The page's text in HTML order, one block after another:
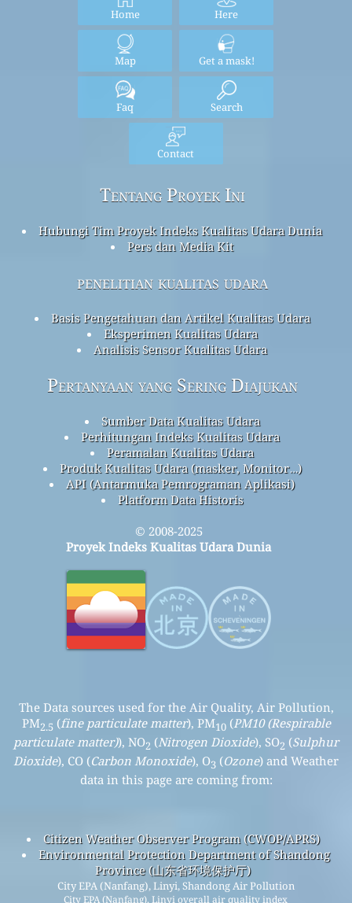
Home Here
Map Get a mask!
Faq Search
Contact
Tentang Proyek Ini
Hubungi Tim Proyek Indeks Kualitas Udara Dunia
Pers dan Media Kit
penelitian kualitas udara
Basis Pengetahuan dan Artikel Kualitas Udara
Eksperimen Kualitas Udara
Analisis Sensor Kualitas Udara
Pertanyaan yang Sering Diajukan
Sumber Data Kualitas Udara
Perhitungan Indeks Kualitas Udara
Peramalan Kualitas Udara
Produk Kualitas Udara (masker, Monitor…)
API (Antarmuka Pemrograman Aplikasi)
Platform Data Historis
© 2008-2025
Proyek Indeks Kualitas Udara Dunia
The Data sources used for the Air Quality, Air Pollution,
PM2.5 (fine particulate matter), PM10(PM10 (Respirable
particulate matter)), NO2 (Nitrogen Dioxide), SO2 (Sulphur
Dioxide), CO (Carbon Monoxide), O3 (Ozone) and Weather
data in this page are coming from:
Citizen Weather Observer Program (CWOP/APRS)
Environmental Protection Department of Shandong
Province (山东省环境保护厅)
City EPA (Nanfang), Linyi, Shandong Air Pollution
City EPA (Nanfang), Linyi overall air quality index